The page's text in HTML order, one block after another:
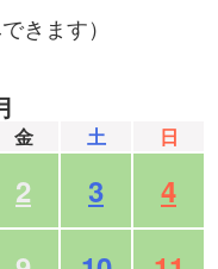
きます）
金 土 日
2 3
4